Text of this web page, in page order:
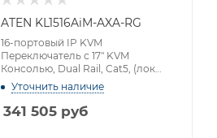
ATEN KL1516AiM-AXA-RG
16-портовый IP KVM
Переключатель с 17" KVM
Консолью, Dual Rail, Cat5, (лок
1280 x 1024, удал 1600x1200)
Уточнить наличие
341 505 руб